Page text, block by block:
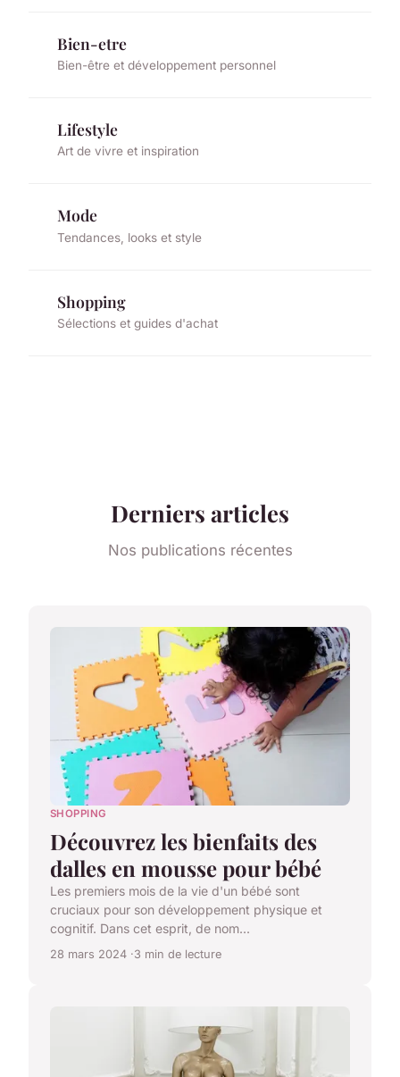
Bien-etre
Bien-être et développement personnel
Lifestyle
Art de vivre et inspiration
Mode
Tendances, looks et style
Shopping
Sélections et guides d'achat
Derniers articles
Nos publications récentes
SHOPPING
Découvrez les bienfaits des
dalles en mousse pour bébé
Les premiers mois de la vie d'un bébé sont
cruciaux pour son développement physique et
cognitif. Dans cet esprit, de nom...
28 mars 2024 3 min de lecture